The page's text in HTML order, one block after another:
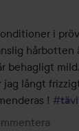
i
behagligt
långt
!